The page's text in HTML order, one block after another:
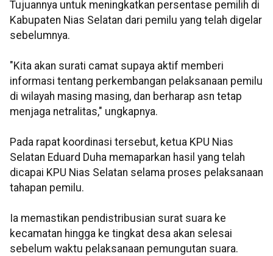
Tujuannya untuk meningkatkan persentase pemilih di
Kabupaten Nias Selatan dari pemilu yang telah digelar
sebelumnya.
"Kita akan surati camat supaya aktif memberi
informasi tentang perkembangan pelaksanaan pemilu
di wilayah masing masing, dan berharap asn tetap
menjaga netralitas," ungkapnya.
Pada rapat koordinasi tersebut, ketua KPU Nias
Selatan Eduard Duha memaparkan hasil yang telah
dicapai KPU Nias Selatan selama proses pelaksanaan
tahapan pemilu.
Ia memastikan pendistribusian surat suara ke
kecamatan hingga ke tingkat desa akan selesai
sebelum waktu pelaksanaan pemungutan suara.